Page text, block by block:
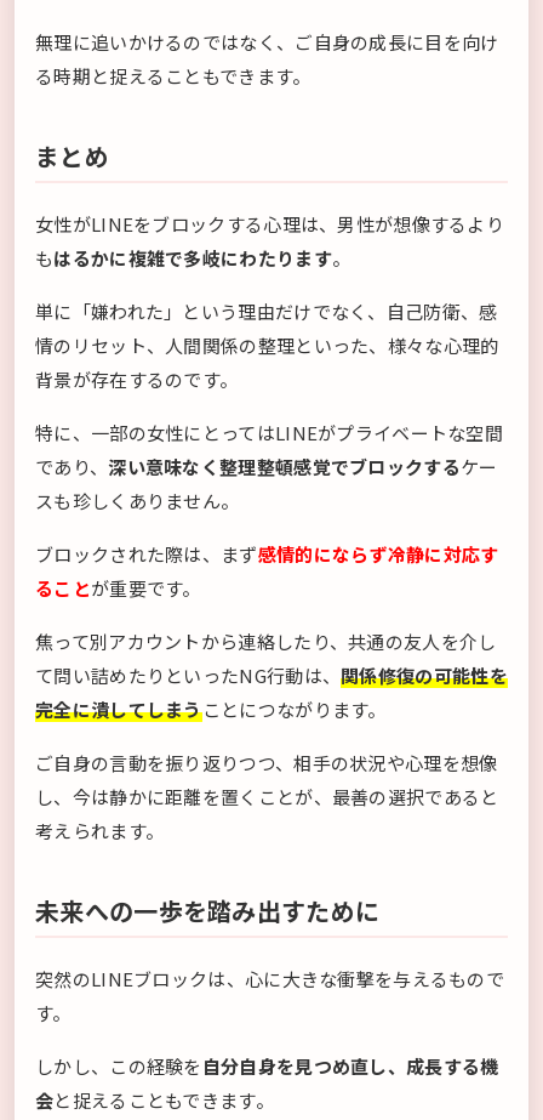
無理に追いかけるのではなく、ご自身の成長に目を向け
る時期と捉えることもできます。
まとめ
女性がLINEをブロックする心理は、男性が想像するより
もはるかに複雑で多岐にわたります。
単に「嫌われた」という理由だけでなく、自己防衛、感
情のリセット、人間関係の整理といった、様々な心理的
背景が存在するのです。
特に、一部の女性にとってはLINEがプライベートな空間
であり、深い意味なく整理整頓感覚でブロックするケー
スも珍しくありません。
ブロックされた際は、まず感情的にならず冷静に対応す
ることが重要です。
焦って別アカウントから連絡したり、共通の友人を介し
て問い詰めたりといったNG行動は、関係修復の可能性を
完全に潰してしまうことにつながります。
ご自身の言動を振り返りつつ、相手の状況や心理を想像
し、今は静かに距離を置くことが、最善の選択であると
考えられます。
未来への一歩を踏み出すために
突然のLINEブロックは、心に大きな衝撃を与えるもので
す。
しかし、この経験を 自分自身を見つめ直し、成長する機
会と捉えることもできます。